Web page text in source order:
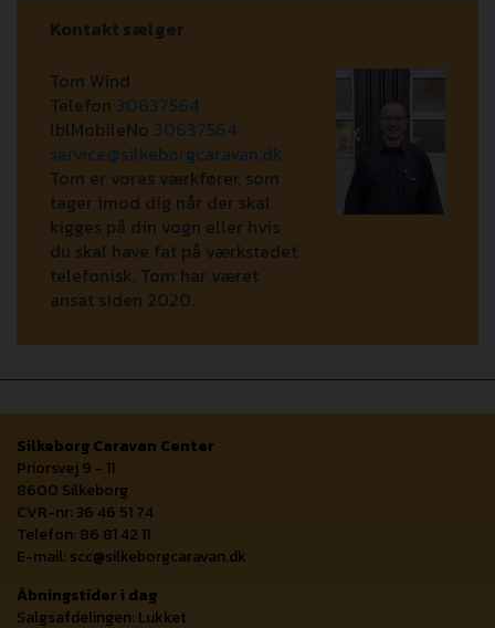
Kontakt sælger
Tom Wind
Telefon 30637564
lblMobileNo 30637564
service@silkeborgcaravan.dk
Tom er vores værkfører, som
tager imod dig når der skal
kigges på din vogn eller hvis
du skal have fat på værkstedet
telefonisk. Tom har været
ansat siden 2020.
Silkeborg Caravan Center
Priorsvej 9 - 11
8600 Silkeborg
CVR-nr: 36 46 51 74
Telefon: 86 81 42 11
E-mail: scc@silkeborgcaravan.dk
Åbningstider i dag
Salgsafdelingen: Lukket